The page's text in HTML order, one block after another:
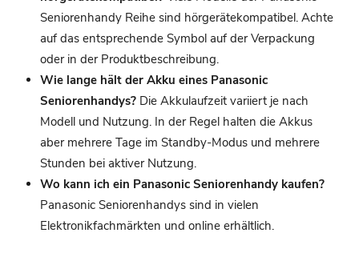
Seniorenhandy Reihe sind hörgerätekompatibel. Achte
auf das entsprechende Symbol auf der Verpackung
oder in der Produktbeschreibung.
Wie lange hält der Akku eines Panasonic
Seniorenhandys? Die Akkulaufzeit variiert je nach
Modell und Nutzung. In der Regel halten die Akkus
aber mehrere Tage im Standby-Modus und mehrere
Stunden bei aktiver Nutzung.
Wo kann ich ein Panasonic Seniorenhandy kaufen?
Panasonic Seniorenhandys sind in vielen
Elektronikfachmärkten und online erhältlich.